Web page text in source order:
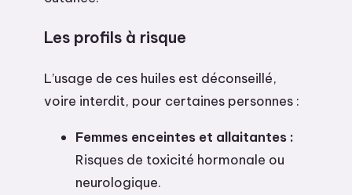
Les profils à risque
L’usage de ces huiles est déconseillé,
voire interdit, pour certaines personnes :
Femmes enceintes et allaitantes :
Risques de toxicité hormonale ou
neurologique.